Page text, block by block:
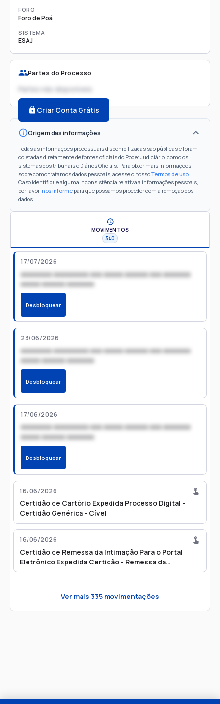
FORO
Foro de Poá
SISTEMA
ESAJ
Partes do Processo
Partes não disponíveis
Criar Conta Grátis
Origem das informações
Todas as informações processuais disponibilizadas são públicas e foram
coletadas diretamente de fontes oficiais do Poder Judiciário, como os
sistemas dos tribunais e Diários Oficiais. Para obter mais informações
sobre como tratamos dados pessoais, acesse o nossoTermos de uso.
Caso identifique alguma inconsistência relativa a informações pessoais,
por favor, nos informe para que possamos proceder com a remoção dos
dados.
MOVIMENTOS
340
17/07/2026
xxxxxxxx xxxxxxxxx xxx xxxxx xxxxxx xxx xxxxxxx
xxxxx xxxxxx xxxxxxx
Desbloquear
23/06/2026
xxxxxxxx xxxxxxxxx xxx xxxxx xxxxxx xxx xxxxxxx
xxxxx xxxxxx xxxxxxx
Desbloquear
17/06/2026
xxxxxxxx xxxxxxxxx xxx xxxxx xxxxxx xxx xxxxxxx
xxxxx xxxxxx xxxxxxx
Desbloquear
16/06/2026
Certidão de Cartório Expedida Processo Digital -
Certidão Genérica - Cível
16/06/2026
Certidão de Remessa da Intimação Para o Portal
Eletrônico Expedida Certidão - Remessa da
Intimação para o Portal Eletrônico
Ver mais 335 movimentações